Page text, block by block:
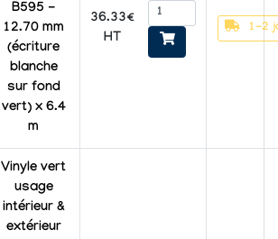
B595 -
12.70 mm
(écriture
blanche
sur fond
vert) x 6.4
m
36.33€
HT
1-2
Vinyle vert
usage
intérieur &
extérieur